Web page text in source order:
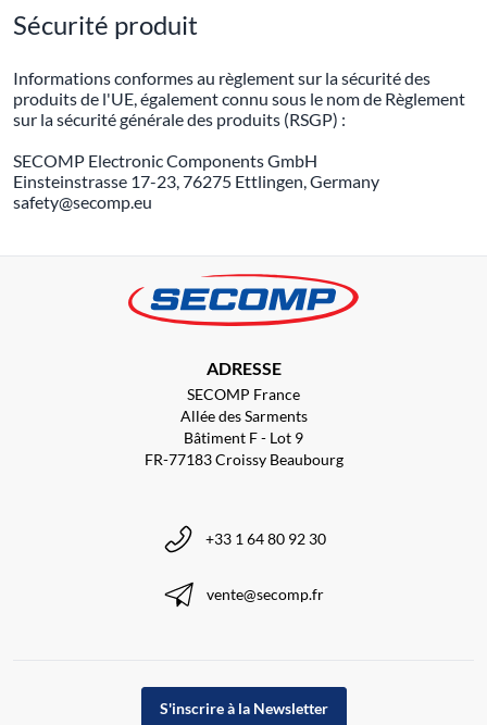
Sécurité produit
Informations conformes au règlement sur la sécurité des
produits de l'UE, également connu sous le nom de Règlement
sur la sécurité générale des produits (RSGP) :
SECOMP Electronic Components GmbH
Einsteinstrasse 17-23, 76275 Ettlingen, Germany
safety@secomp.eu
ADRESSE
SECOMP France
Allée des Sarments
Bâtiment F - Lot 9
FR-77183 Croissy Beaubourg
+33 1 64 80 92 30
vente@secomp.fr
S'inscrire à la Newsletter